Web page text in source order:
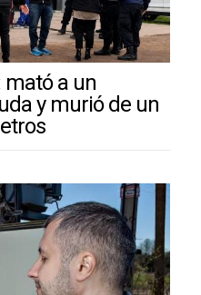
mató a un
y murió de un